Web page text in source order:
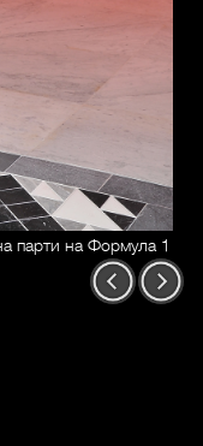
парти на Формула 1